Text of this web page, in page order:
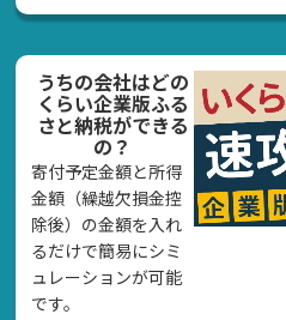
うちの会社はどの
くらい企業版ふる
さと納税ができる
の？
寄付予定金額と所得
金額（繰越欠損金控
除後）の金額を入れ
るだけで簡易にシミ
ュレーションが可能
です。